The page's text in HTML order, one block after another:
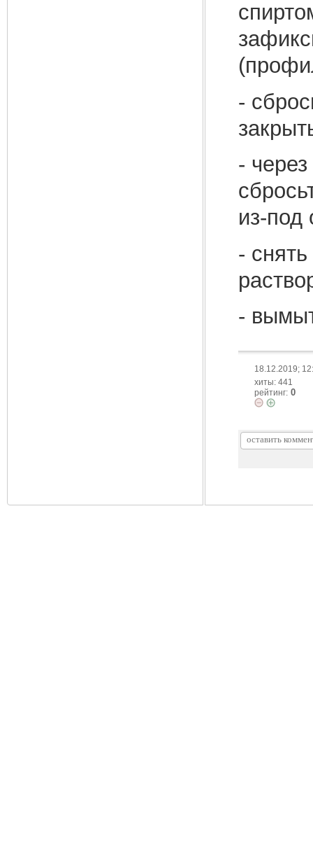
-
-
из-под
-
-
18.12.2019;
хиты: 441
рейтинг: 0